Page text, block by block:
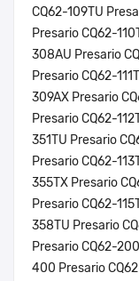
CQ62-109TU
Presario CQ62-
308AU Presario
Presario CQ62-
309AX Presario
Presario CQ62-
351TU Presario
Presario CQ62-
355TX Presario
Presario CQ62-
358TU Presario
Presario CQ62-
400 Presario